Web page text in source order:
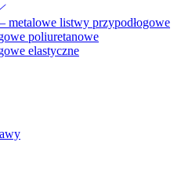
metalowe listwy przypodłogowe
poliuretanowe
elastyczne